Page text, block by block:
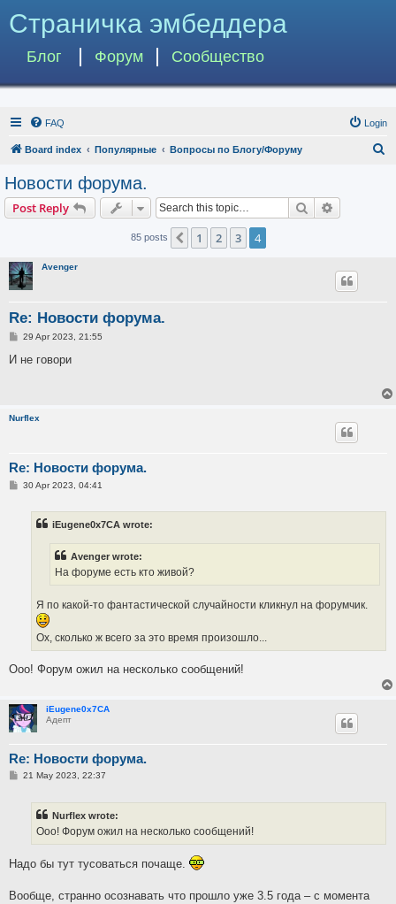
Страничка эмбеддера
Блог Форум Сообщество
FAQ Login
Board index Популярные Вопросы по Блогу/Форуму
Новости форума.
Post Reply Search
85 posts Previous
1 2 3 4
Avenger
Re: Новости форума.
P
s
29 Apr 2023, 21:55
И не говори
Nurflex
Re: Новости форума.
P30 Apr 2023, 04:41
iEugene0x7CA wrote:
Avenger wrote:
На форуме есть кто живой?
Я по какой-то фантастической случайности кликнул на форумчик.
Ох, сколько ж всего за это время произошло...
Ооо! Форум ожил на несколько сообщений!
iEugene0x7CA
Адепт
Re: Новости форума.
P21 May 2023, 22:37
Nurflex wrote:
Ооо! Форум ожил на несколько сообщений!
Надо бы тут тусоваться почаще.
Вообще, странно осознавать что прошло уже 3.5 года – с момента